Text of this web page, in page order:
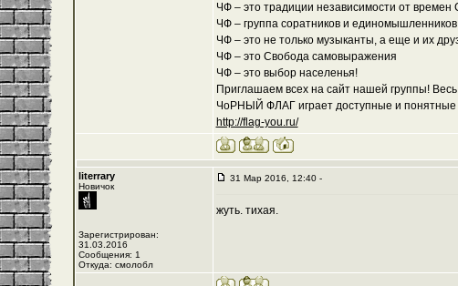
ЧФ – это традиции независимости от времен
ЧФ – группа соратников и единомышленников
ЧФ – это не только музыканты, а еще и их
ЧФ – это Свобода самовыражения
ЧФ – это выбор населенья!
Приглашаем всех на сайт нашей группы!
ЧоРНЫЙ ФЛАГ играет доступные и понятные
http://flag-you.ru/
literrary
Новичок
Зарегистрирован:
31.03.2016
Сообщения: 1
Откуда: смолобл
31 Мар 2016, 12:40 -
жуть. тихая.